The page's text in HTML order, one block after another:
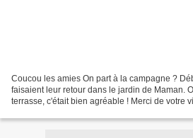
Coucou les amies On part à la campagne ?
faisaient leur retour dans le jardin de Maman.
terrasse, c'était bien agréable ! Merci de votre